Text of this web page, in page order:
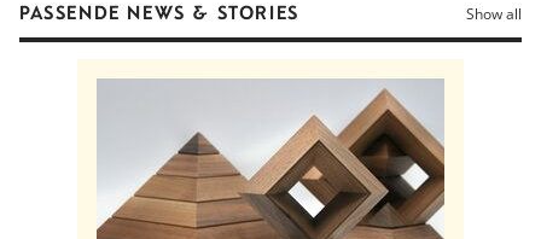
PASSENDE NEWS & STORIES Show all